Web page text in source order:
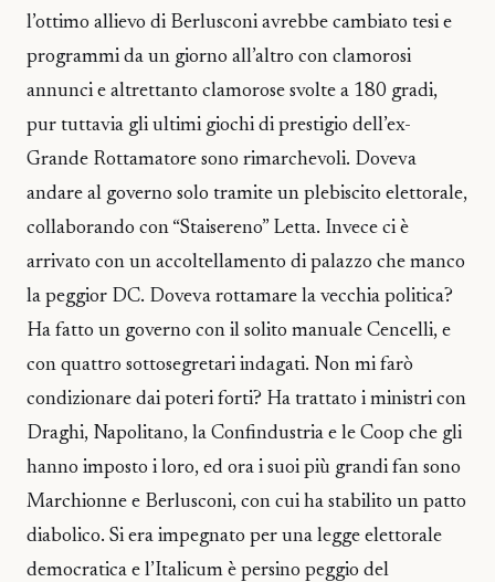
l’ottimo allievo di Berlusconi avrebbe cambiato tesi e
programmi da un giorno all’altro con clamorosi
annunci e altrettanto clamorose svolte a 180 gradi,
pur tuttavia gli ultimi giochi di prestigio dell’ex-
Grande Rottamatore sono rimarchevoli. Doveva
andare al governo solo tramite un plebiscito elettorale,
collaborando con “Staisereno” Letta. Invece ci è
arrivato con un accoltellamento di palazzo che manco
la peggior DC. Doveva rottamare la vecchia politica?
Ha fatto un governo con il solito manuale Cencelli, e
con quattro sottosegretari indagati. Non mi farò
condizionare dai poteri forti? Ha trattato i ministri con
Draghi, Napolitano, la Confindustria e le Coop che gli
hanno imposto i loro, ed ora i suoi più grandi fan sono
Marchionne e Berlusconi, con cui ha stabilito un patto
diabolico. Si era impegnato per una legge elettorale
democratica e l’Italicum è persino peggio del